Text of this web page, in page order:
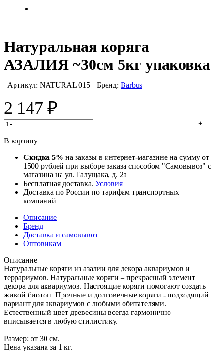
Натуральная коряга
АЗАЛИЯ ~30см 5кг упаковка
Артикул: NATURAL 015 Бренд: Barbus
2 147 ₽
- +
В корзину
Скидка 5% на заказы в интернет-магазине на сумму от
1500 рублей при выборе заказа способом "Самовывоз" с
магазина на ул. Галущака, д. 2а
Бесплатная доставка. Условия
Доставка по России по тарифам транспортных
компаний
Описание
Бренд
Доставка и самовывоз
Оптовикам
Описание
Натуральные коряги из азалии для декора аквариумов и
террариумов. Натуральные коряги – прекрасный элемент
декора для аквариумов. Настоящие коряги помогают создать
живой биотоп. Прочные и долговечные коряги - подходящий
вариант для аквариумов с любыми обитателями.
Естественный цвет древесины всегда гармонично
вписывается в любую стилистику.
Размер: от 30 см.
Цена указана за 1 кг.